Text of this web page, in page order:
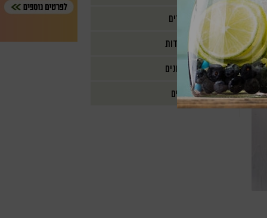
מוצרים
מסעדות
מתכונים
ספרים